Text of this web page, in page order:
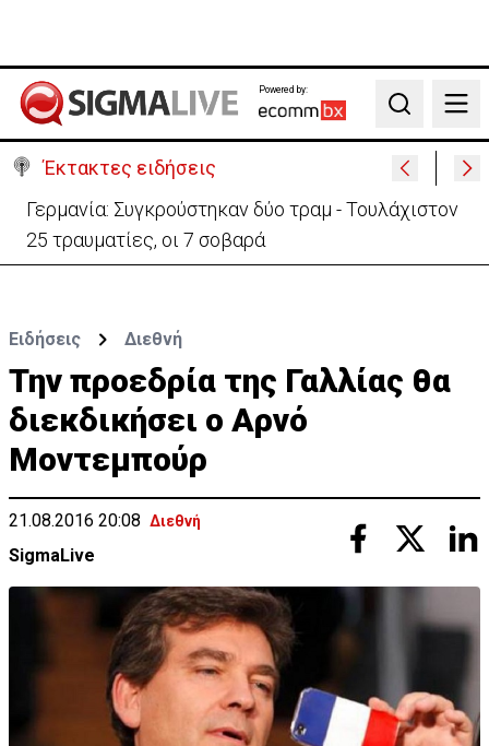
Powered by:
Search
Έκτακτες ειδήσεις
Αυτά είναι τα νέα Διοικητικά Συμβούλια των
Ημικρατικών Οργανισμών
Ειδήσεις Διεθνή
Την προεδρία της Γαλλίας θα
διεκδικήσει ο Αρνό
Μοντεμπούρ
21.08.2016 20:08 Διεθνή
SigmaLive